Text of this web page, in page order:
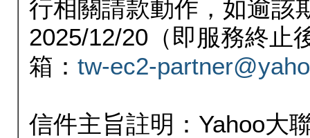
行相關請款動作，如逾該
2025/12/20（即服務終止
箱： tw-ec2-
信件主旨註明：Yahoo大